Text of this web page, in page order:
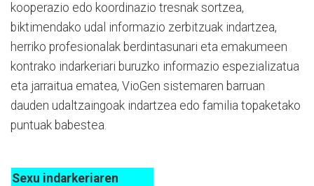
kooperazio edo koordinazio tresnak sortzea,
biktimendako udal informazio zerbitzuak indartzea,
herriko profesionalak berdintasunari eta emakumeen
kontrako indarkeriari buruzko informazio espezializatua
eta jarraitua ematea, VioGen sistemaren barruan
dauden udaltzaingoak indartzea edo familia topaketako
puntuak babestea.
Sexu indarkeriaren